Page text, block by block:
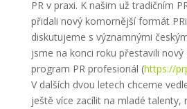
PR v praxi. K našim už tradičním
přidali nový komornější formát
diskutujeme s významnými
jsme na konci roku přestavili nový
program PR profesionál (https://
V dalších dvou letech chceme
ještě více zacílit na mladé talenty,